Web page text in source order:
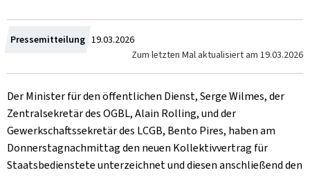
Pressemitteilung Crée
19.03.2026
Zum letzten Mal aktualisiert am 19.03.2026
Der Minister für den öffentlichen Dienst, Serge Wilmes, der
Zentralsekretär des OGBL, Alain Rolling, und der
Gewerkschaftssekretär des LCGB, Bento Pires, haben am
Donnerstagnachmittag den neuen Kollektivvertrag für
Staatsbedienstete unterzeichnet und diesen anschließend den